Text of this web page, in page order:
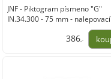
JNF - Piktogram písmeno "G"
IN.34.300 - 75 mm - nalepovací
386,-